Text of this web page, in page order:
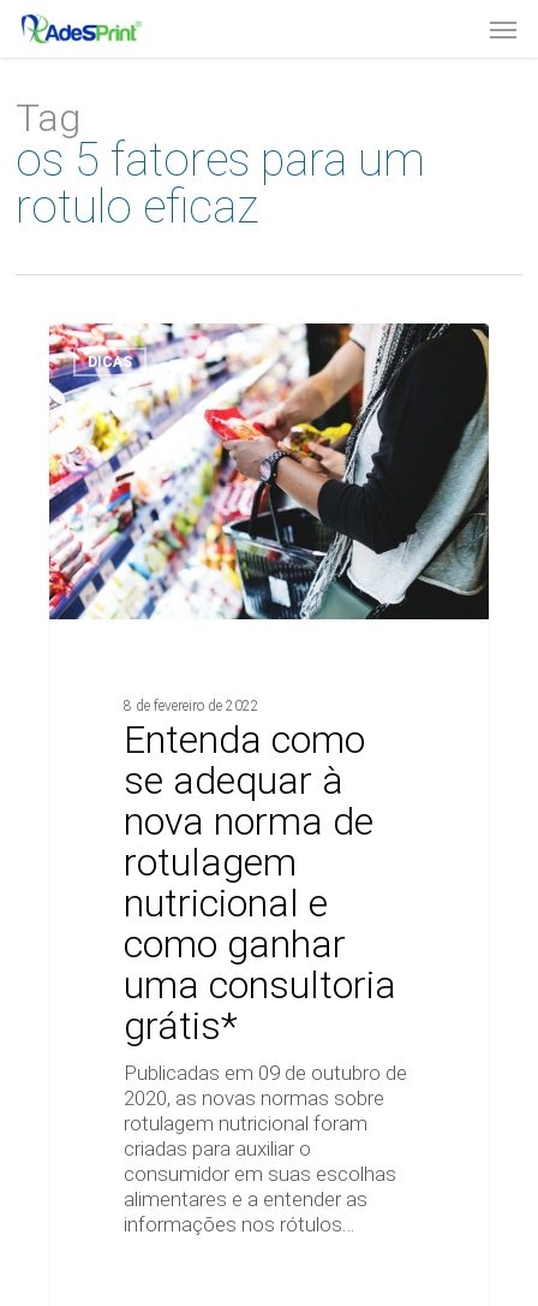
Skip
Tag
os 5 fatores para um
rotulo eficaz
Entenda
como
se
adequar
à
nova
norma
de
rotulagem
nutricional
e
como
DICAS
8 de fevereiro de 2022
Entenda como
se adequar à
nova norma de
rotulagem
nutricional e
como ganhar
uma consultoria
grátis*
Publicadas em 09 de outubro de
2020, as novas normas sobre
rotulagem nutricional foram
criadas para auxiliar o
consumidor em suas escolhas
alimentares e a entender as
informações nos rótulos…